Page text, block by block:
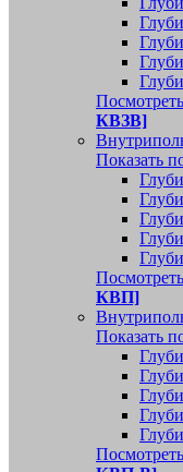
КВЗВ]
Показать
КВП]
Показать